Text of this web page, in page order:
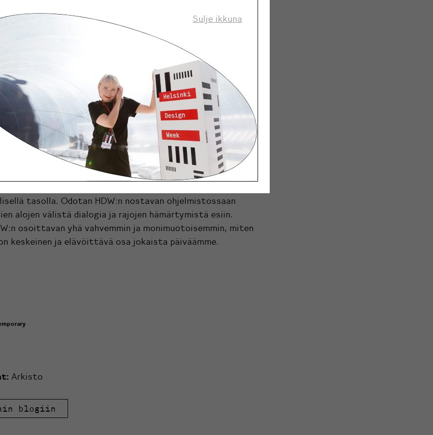
Keskustelu käydään Helsinki Contemporaryn
tuolloin on meneillään Anna Retulaisen näyttely.
ehdottomasti syytä osallistua?
sopii ja toivottavasti osuu keneen tahansa, joka on
luovasta työskentelystä, suunnitteluun ja
työhön liittyvistä prosesseista ja
sinulla on Helsinki Design Weekille?
Design Weekin avaavan uudenlaisia näkökulmia
tasolla. Odotan HDW:n nostavan ohjelmistossaan
alojen välistä dialogia ja rajojen hämärtymistä esiin.
osoittavan yhä vahvemmin ja monimuotoisemmin, miten
keskeinen ja elävöittävä osa jokaista päiväämme.
Arkisto
blogiin
Sulje ikkuna